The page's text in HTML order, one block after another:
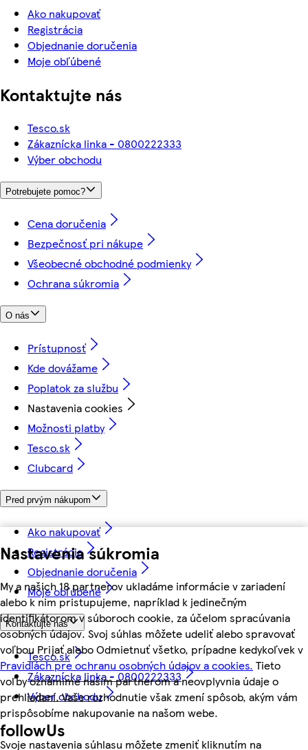
Nastavenia súkromia
My a našich 18 partnerov ukladáme informácie v zariadení
alebo k nim pristupujeme, napríklad k jedinečným
identifikátorom v súboroch cookie, za účelom spracúvania
osobných údajov. Svoj súhlas môžete udeliť alebo spravovať
voľbou Prijať alebo Odmietnuť všetko, prípadne kedykoľvek v
Pravidlách pre ochranu osobných údajov a cookies. Tieto
voľby oznámime našim partnerom a neovplyvnia údaje o
prehliadaní. Vaše rozhodnutie však zmení spôsob, akým vám
prispôsobíme nakupovanie na našom webe.
Svoje nastavenia súhlasu môžete zmeniť kliknutím na
Ako nakupovať
Registrácia
Objednanie doručenia
Moje obľúbené
Kontaktujte nás
Tesco.sk
Zákaznícka linka - 0800222333
Výber obchodu
Potrebujete pomoc?
Cena doručenia
Bezpečnosť pri nákupe
Všeobecné obchodné podmienky
Ochrana súkromia
O nás
Prístupnosť
Kde dovážame
Poplatok za službu
Nastavenia cookies
Možnosti platby
Tesco.sk
Clubcard
Pred prvým nákupom
Ako nakupovať
Registrácia
Objednanie doručenia
Moje obľúbené
Kontaktujte nás
Tesco.sk
Zákaznícka linka - 0800222333
Výber obchodu
followUs